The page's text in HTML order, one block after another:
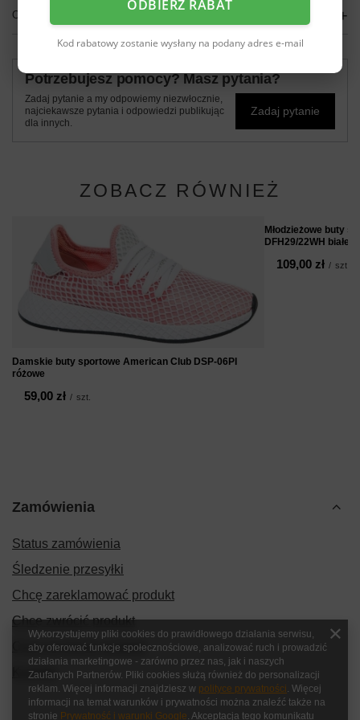
OPINIE
Potrzebujesz pomocy? Masz pytania?
Zadaj pytanie a my odpowiemy niezwłocznie,
najciekawsze pytania i odpowiedzi publikując
dla innych.
Zadaj pytanie
ZOBACZ RÓWNIEŻ
Damskie buty sportowe American Club DSP-06PI
różowe
59,00 zł / szt.
Młodzieżowe buty
DFH29/22WH białe
109,00 zł / szt.
Zamówienia
Status zamówienia
Śledzenie przesyłki
Chcę zareklamować produkt
Chcę zwrócić produkt
Chcę wymienić produkt
Kontakt
ODBIERZ RABAT
Kod rabatowy zostanie wysłany na podany adres e-mail
Wykorzystujemy pliki cookies do prawidłowego działania serwisu,
aby oferować funkcje społecznościowe, analizować ruch i prowadzić
działania marketingowe - zarówno przez nas, jak i naszych
Zaufanych Partnerów. Pliki cookies służą również do personalizacji
reklam. Więcej informacji znajdziesz w polityce prywatności. Więcej
informacji na temat warunków i prywatności można znaleźć także na
stronie Prywatność i warunki Google. Akceptacja tego komunikatu